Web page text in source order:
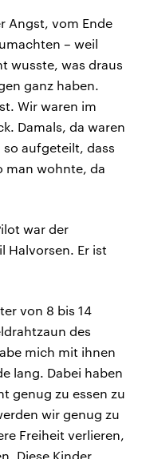
Angst, vom Ende
– weil
wusste, was draus
ganz haben.
Wir waren im
Damals, da waren
aufgeteilt, dass
man wohnte, da
war der
Halvorsen. Er ist
von 8 bis 14
des
mich mit ihnen
lang. Dabei haben
genug zu essen zu
wir genug zu
Freiheit verlieren,
Diese Kinder